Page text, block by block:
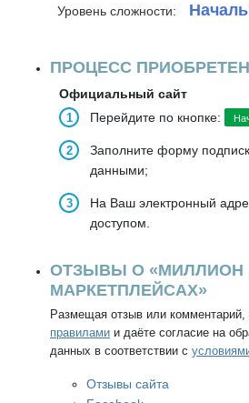
Уровень сложности:
ПРОЦЕСС
Официальный сайт
Перейдите по кнопке:
Заполните форму
данными;
На Ваш электронный
доступом.
ОТЗЫВЫ О «МИЛЛИОН
МАРКЕТПЛЕЙСАХ»
Размещая отзыв или комментарий,
правилами и даёте согласие на
данных в соответствии с
Отзывы сайта